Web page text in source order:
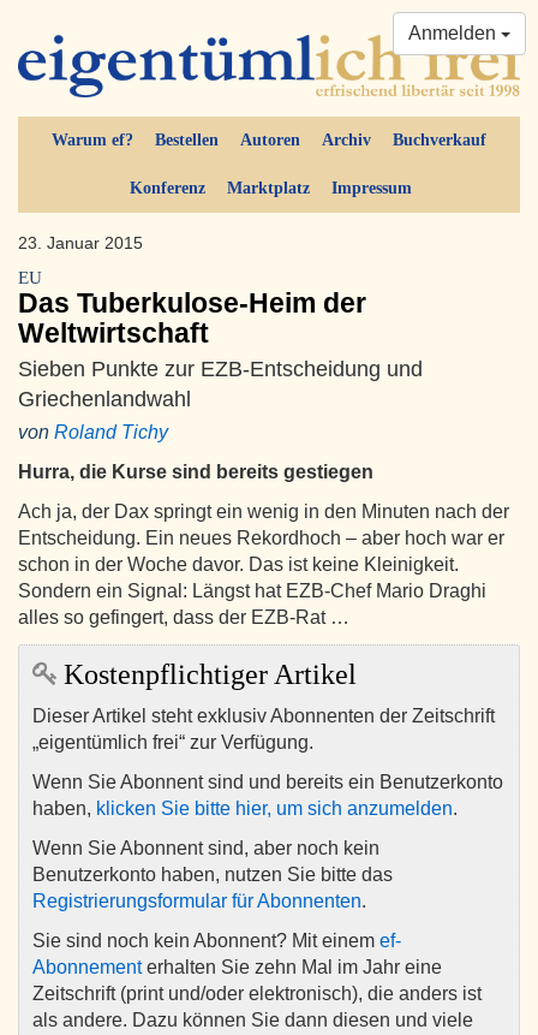
Warum ef? Bestellen Autoren Archiv Buchverkauf
Konferenz Marktplatz Impressum
Anmelden
23. Januar 2015
EU
Das Tuberkulose-Heim der
Weltwirtschaft
Sieben Punkte zur EZB-Entscheidung und
Griechenlandwahl
von Roland Tichy
Hurra, die Kurse sind bereits gestiegen
Ach ja, der Dax springt ein wenig in den Minuten nach der
Entscheidung. Ein neues Rekordhoch – aber hoch war er
schon in der Woche davor. Das ist keine Kleinigkeit.
Sondern ein Signal: Längst hat EZB-Chef Mario Draghi
alles so gefingert, dass der EZB-Rat …
Kostenpflichtiger Artikel
Dieser Artikel steht exklusiv Abonnenten der Zeitschrift
„eigentümlich frei“ zur Verfügung.
Wenn Sie Abonnent sind und bereits ein Benutzerkonto
haben, klicken Sie bitte hier, um sich anzumelden.
Wenn Sie Abonnent sind, aber noch kein
Benutzerkonto haben, nutzen Sie bitte das
Registrierungsformular für Abonnenten.
Sie sind noch kein Abonnent? Mit einem ef-
Abonnementerhalten Sie zehn Mal im Jahr eine
Zeitschrift (print und/oder elektronisch), die anders ist
als andere. Dazu können Sie dann diesen und viele